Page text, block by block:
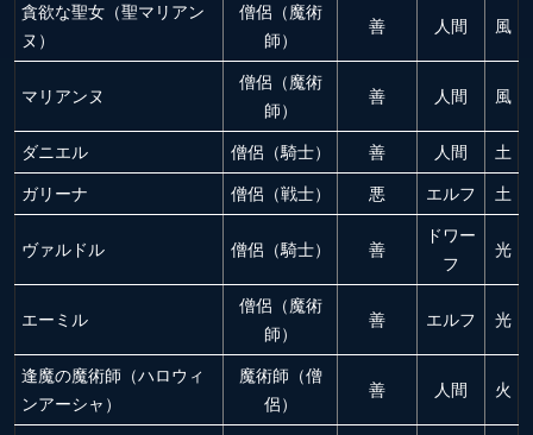
貪欲な聖女（聖マリアン
ヌ）
僧侶（魔術
師）
善 人間 風
マリアンヌ
僧侶（魔術
師）
善 人間 風
ダニエル 僧侶（騎士） 善 人間 土
ガリーナ 僧侶（戦士） 悪 エルフ 土
ヴァルドル 僧侶（騎士） 善
ドワー
フ
光
エーミル
僧侶（魔術
師）
善 エルフ 光
逢魔の魔術師（ハロウィ
ンアーシャ）
魔術師（僧
侶）
善 人間 火